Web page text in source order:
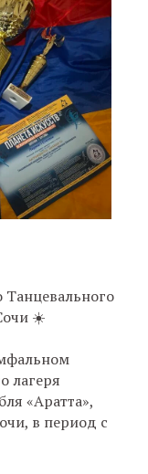
☀️
лагеря
«Аратта»,
в период с